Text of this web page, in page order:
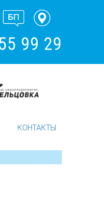
99 29
КОНТАКТЫ